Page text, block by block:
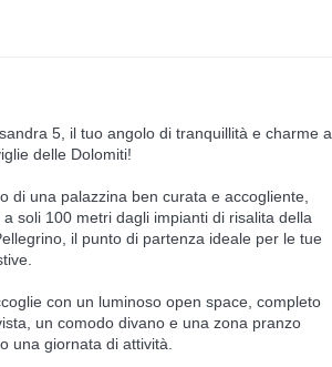
5, il tuo angolo di tranquillità e charme a
delle Dolomiti!
di una palazzina ben curata e accogliente,
soli 100 metri dagli impianti di risalita della
il punto di partenza ideale per le tue
con un luminoso open space, completo
un comodo divano e una zona pranzo
una giornata di attività.